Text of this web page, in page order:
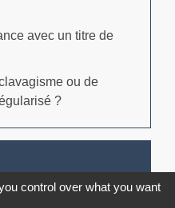
avec un titre de
ou de
?
d'un citoyen
control over what you want